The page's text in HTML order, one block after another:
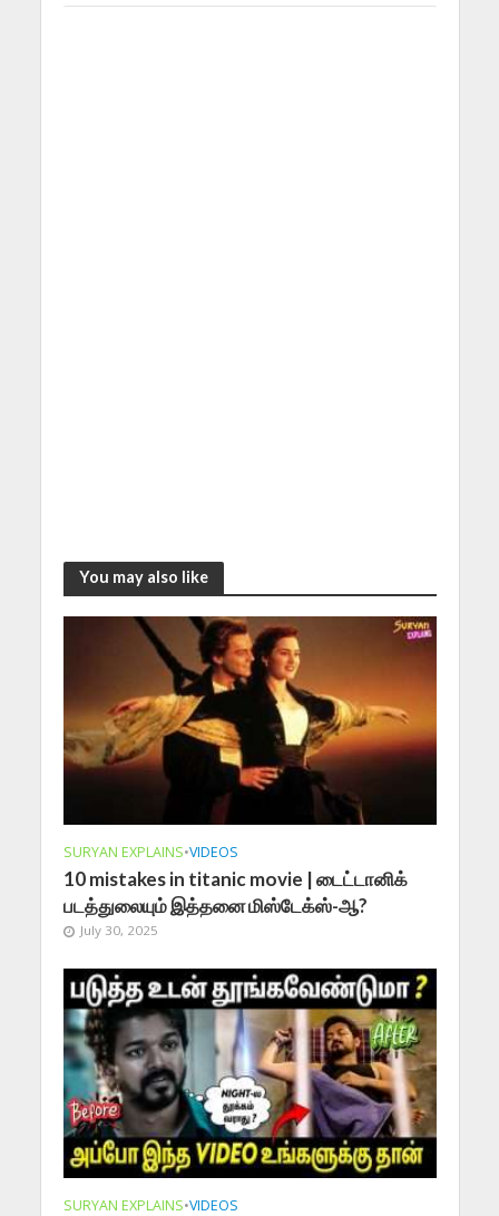
You may also like
SURYAN EXPLAINS•VIDEOS
10 mistakes in titanic movie | டைட்டானிக்
படத்துலையும் இத்தனை மிஸ்டேக்ஸ்-ஆ?
July 30, 2025
SURYAN EXPLAINS•VIDEOS